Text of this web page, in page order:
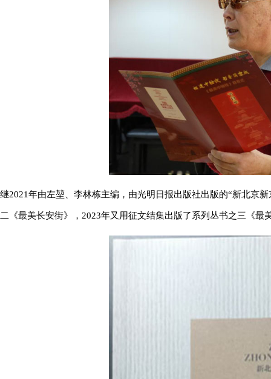
继2021年由左堃、李林栋主编，由光明日报出版社出版的“新北京
二《最美长安街》，2023年又用征文结集出版了系列丛书之三《最